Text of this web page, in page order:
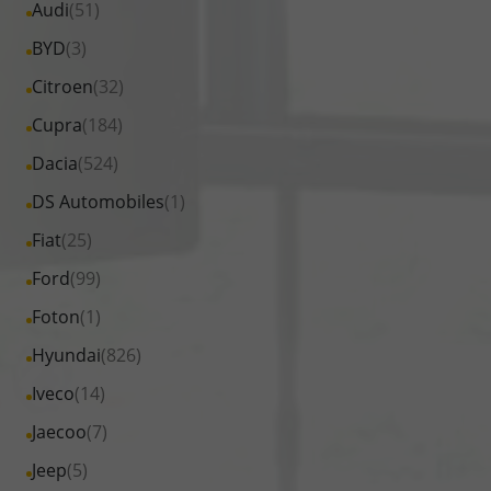
Audi(51)
Alle
Fahrzeuge
Audi
anzeigen
BYD(3)
Alle
Fahrzeuge
BYD
anzeigen
Citroen(32)
Alle
Fahrzeuge
Citroen
anzeigen
Cupra(184)
Alle
Fahrzeuge
Cupra
anzeigen
Dacia(524)
Alle
Fahrzeuge
Dacia
anzeigen
DS Automobiles(1)
Alle
Fahrzeuge
DS
Automobiles
anzeigen
Fiat(25)
Alle
Fahrzeuge
Fiat
anzeigen
Ford(99)
Alle
Fahrzeuge
Ford
anzeigen
Foton(1)
Alle
Fahrzeuge
Foton
anzeigen
Hyundai(826)
Alle
Fahrzeuge
Hyundai
anzeigen
Iveco(14)
Alle
Fahrzeuge
Iveco
Jaecoo(7)
Alle
Fahrzeuge
Jeep(5)
Alle